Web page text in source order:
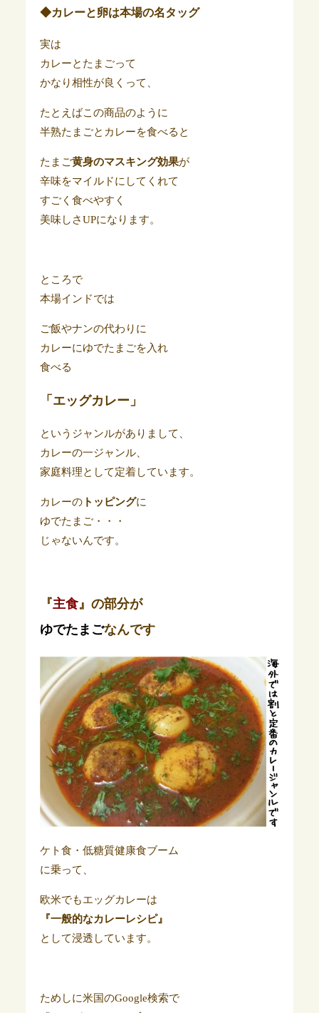
◆カレーと卵は本場の名タッグ
実は
カレーとたまごって
かなり相性が良くって、
たとえばこの商品のように
半熟たまごとカレーを食べると
たまご黄身のマスキング効果が
辛味をマイルドにしてくれて
すごく食べやすく
美味しさUPになります。
ところで
本場インドでは
ご飯やナンの代わりに
カレーにゆでたまごを入れ
食べる
「エッグカレー」
というジャンルがありまして、
カレーの一ジャンル、
家庭料理として定着しています。
カレーのトッピングに
ゆでたまご・・・
じゃないんです。
『主食』の部分が
ゆでたまごなんです
ケト食・低糖質健康食ブーム
に乗って、
欧米でもエッグカレーは
『一般的なカレーレシピ』
として浸透しています。
ためしに米国のGoogle検索で